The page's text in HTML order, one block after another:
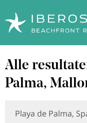
naar
hoofdinhoud
Alle
Palma,